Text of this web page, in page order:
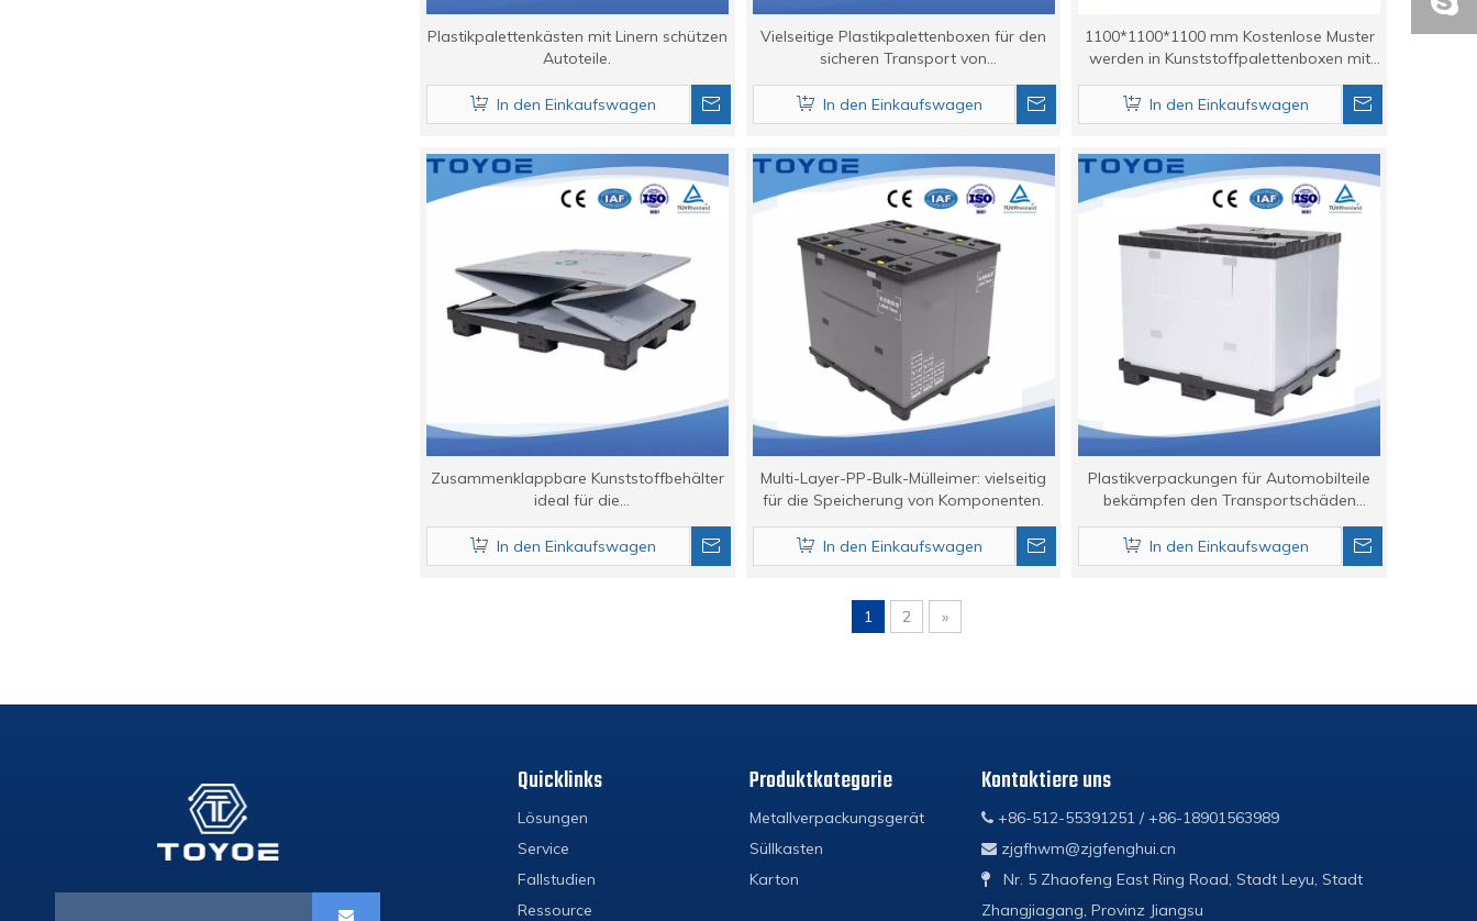
Plastikpalettenkästen mit Linern schützen
Autoteile.
In den Einkaufswagen
Vielseitige Plastikpalettenboxen für den
sicheren Transport von
Langstreckenauto-Teil.
In den Einkaufswagen
1100*1100*1100 mm Kostenlose Muster
werden in Kunststoffpalettenboxen mit
mindestens einem Stück geliefert
In den Einkaufswagen
Zusammenklappbare Kunststoffbehälter
ideal für die
Präzisionsinstrumentenlogistik.
In den Einkaufswagen
Multi-Layer-PP-Bulk-Mülleimer: vielseitig
für die Speicherung von Komponenten.
In den Einkaufswagen
Plastikverpackungen für Automobilteile
bekämpfen den Transportschäden
effektiv.
In den Einkaufswagen
1 2 »
Quicklinks
Lösungen
Service
Fallstudien
Ressource
Produktkategorie
Metallverpackungsgerät
Süllkasten
Karton
Kontaktiere uns
+86-512-55391251 / +86-18901563989
 zjgfhwm@zjgfenghui.cn
Nr. 5 Zhaofeng East Ring Road, Stadt Leyu, Stadt
Zhangjiagang, Provinz Jiangsu